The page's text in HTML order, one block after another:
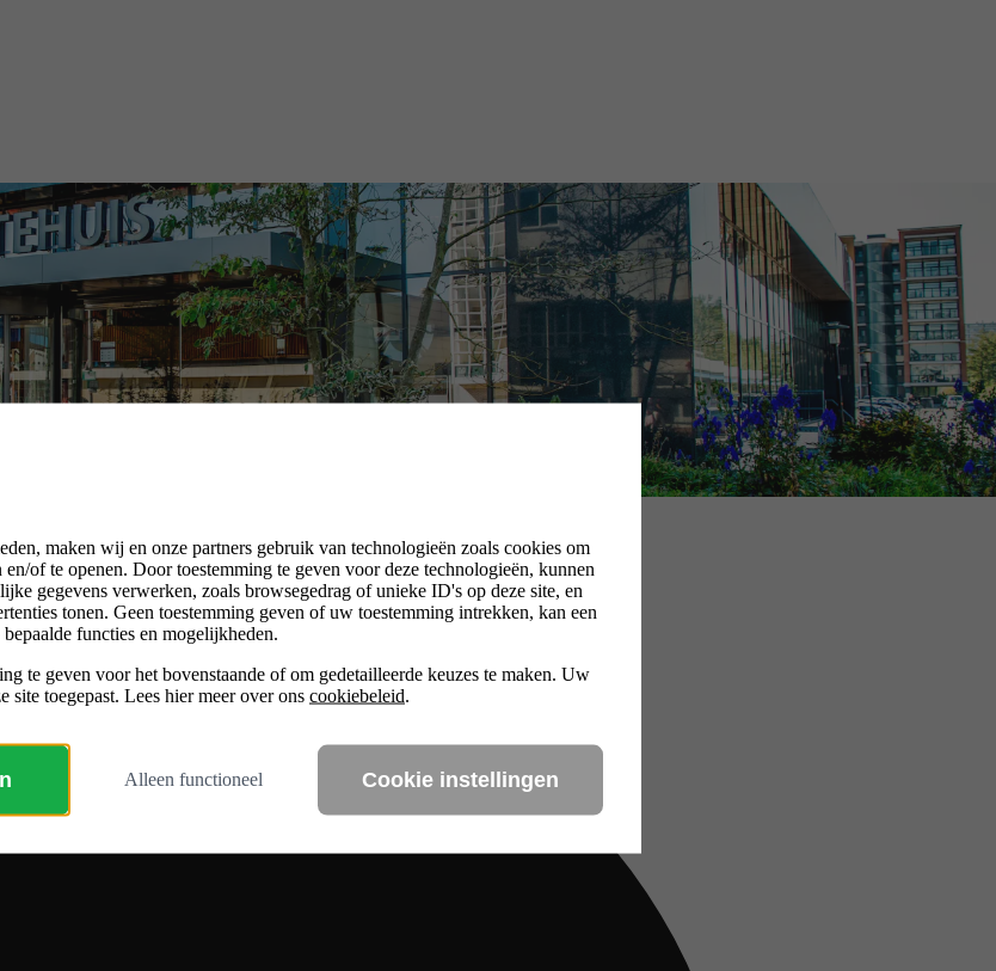
maken wij en onze partners gebruik van technologieën zoals cookies om
en/of te openen. Door toestemming te geven voor deze technologieën, kunnen
gegevens verwerken, zoals browsegedrag of unieke ID's op deze site, en
tonen. Geen toestemming geven of uw toestemming intrekken, kan een
functies en mogelijkheden.
te geven voor het bovenstaande of om gedetailleerde keuzes te maken. Uw
site toegepast. Lees hier meer over ons cookiebeleid.
Alleen functioneel Cookie instellingen